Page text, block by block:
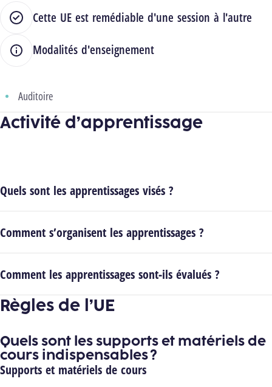
Cette UE est remédiable d'une session à l'autre
Modalités d'enseignement
Auditoire
Activité d’apprentissage
Quels sont les apprentissages visés ?
Comment s’organisent les apprentissages ?
Comment les apprentissages sont-ils évalués ?
Règles de l’UE
Quels sont les supports et matériels de
cours indispensables ?
Supports et matériels de cours